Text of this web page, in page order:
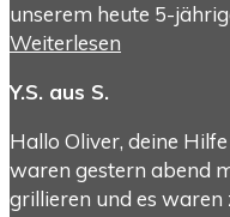
unserem heute 5-
Weiterlesen
Y.S. aus S.
Hallo Oliver, deine
waren gestern abend
grillieren und es